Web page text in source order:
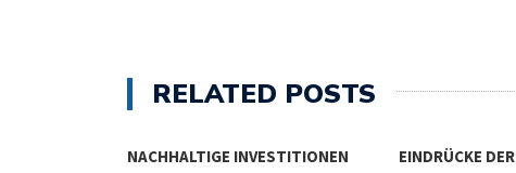
RELATED POSTS
NACHHALTIGE INVESTITIONEN
EINDRÜCKE DER